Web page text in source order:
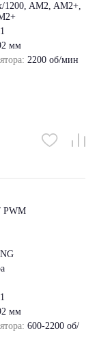
1200, AM2, AM2+,
1
мм
2200 об/мин
PWM
1
мм
600-2200 об/